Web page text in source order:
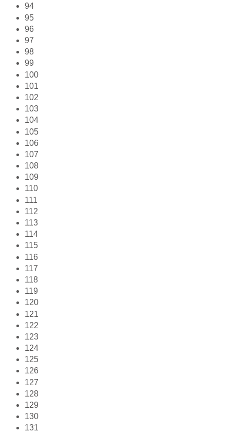
94
95
96
97
98
99
100
101
102
103
104
105
106
107
108
109
110
111
112
113
114
115
116
117
118
119
120
121
122
123
124
125
126
127
128
129
130
131